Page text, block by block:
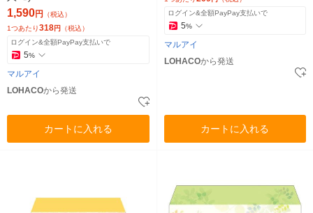
1,590円
（税込）
1つあたり318円 （税込）
ログイン&全額PayPay支払いで
5%
マルアイ
LOHACOから発送
カートに入れる
ログイン&全額PayPay支払いで
5%
マルアイ
LOHACOから発送
カートに入れる